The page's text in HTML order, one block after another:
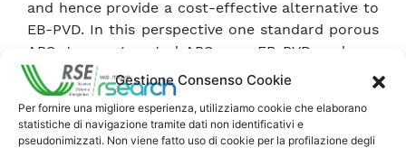
Gestione Consenso Cookie
Per fornire una migliore esperienza, utilizziamo cookie che elaborano
statistiche di navigazione tramite dati non identificativi e
pseudonimizzati. Non viene fatto uso di cookie per la profilazione degli
and hence provide a cost-effective alternative to
EB-PVD. In this perspective one standard porous
APS, two segmented APS, one EB-PVD and one
PS – PVD
were tested at 700°C in a solid
particle erosion jet tester, being EB-PVD and
standard porous APS the two reference systems.
Tests were performed at impingement angles